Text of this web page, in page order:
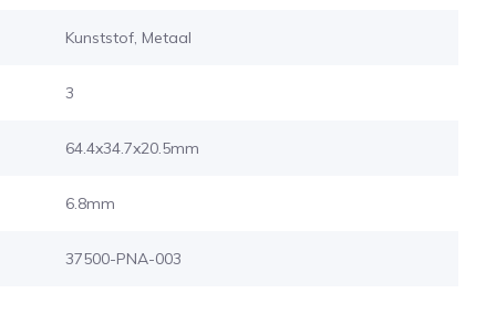
Kunststof, Metaal
3
64.4x34.7x20.5mm
6.8mm
37500-PNA-003